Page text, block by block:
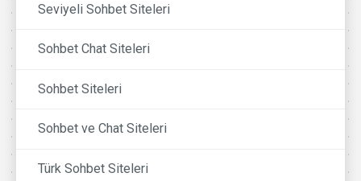
Seviyeli Sohbet Siteleri
Sohbet Chat Siteleri
Sohbet Siteleri
Sohbet ve Chat Siteleri
Türk Sohbet Siteleri